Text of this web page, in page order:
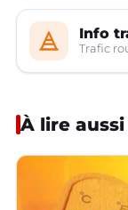
Info
Trafic
À lire aussi